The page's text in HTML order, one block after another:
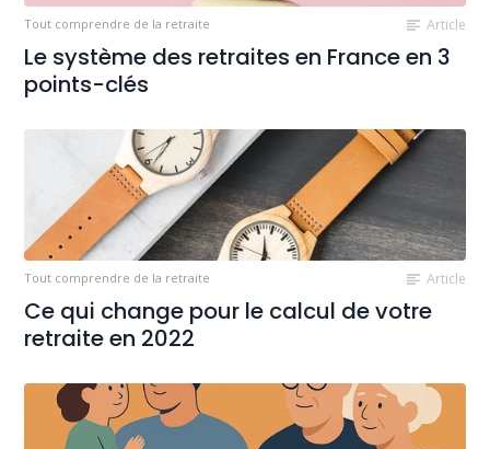
Tout comprendre de la retraite Article
Le système des retraites en France en 3
points-clés
Tout comprendre de la retraite Article
Ce qui change pour le calcul de votre
retraite en 2022